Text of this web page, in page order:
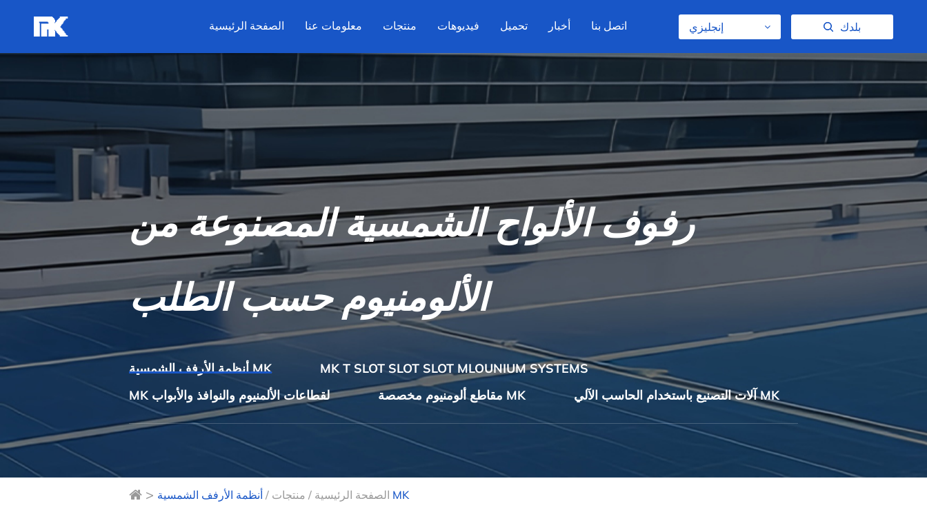
الصفحة الرئيسية معلومات عنا منتجات فيديوهات تحميل أخبار اتصل بنا إنجليزي بلدك
رفوف الألواح الشمسية المصنوعة من
الألومنيوم حسب الطلب
أنظمة الأرفف الشمسية MK
MK T SLOT SLOT SLOT MLOUNIUM SYSTEMS
MK لقطاعات الألمنيوم والنوافذ والأبواب
مقاطع ألومنيوم مخصصة MK آلات التصنيع باستخدام الحاسب الآلي MK
> الصفحة الرئيسية / منتجات / أنظمة الأرفف الشمسية MK